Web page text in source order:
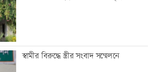
স্বামীর বিরুদ্ধে স্ত্রীর সংবাদ সম্মেলনে